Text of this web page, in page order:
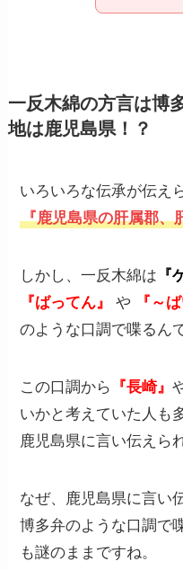
一反木綿の方言は博
地は鹿児島県！？
いろいろな伝承が伝え
『鹿児島県の肝属郡、
しかし、一反木綿は
『ばってん』
や 『～ば
のような口調で喋るん
この口調から 『長崎』
いかと考えていた人も
鹿児島県に言い伝えら
なぜ、鹿児島県に言い
博多弁のような口調で
も謎のままですね。